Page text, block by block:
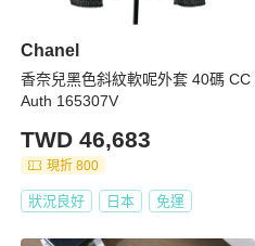
Chanel
香奈兒黑色斜紋軟呢外套 40碼 CC
Auth 165307V
TWD 46,683
現折 800
狀況良好 日本 免運